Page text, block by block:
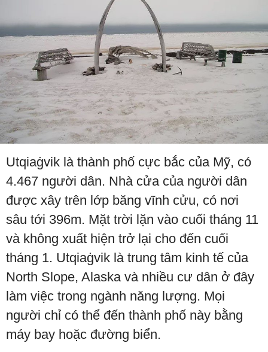
Utqiaġvik là thành phố cực bắc của Mỹ, có
4.467 người dân. Nhà cửa của người dân
được xây trên lớp băng vĩnh cửu, có nơi
sâu tới 396m. Mặt trời lặn vào cuối tháng 11
và không xuất hiện trở lại cho đến cuối
tháng 1. Utqiaġvik là trung tâm kinh tế của
North Slope, Alaska và nhiều cư dân ở đây
làm việc trong ngành năng lượng. Mọi
người chỉ có thể đến thành phố này bằng
máy bay hoặc đường biển.